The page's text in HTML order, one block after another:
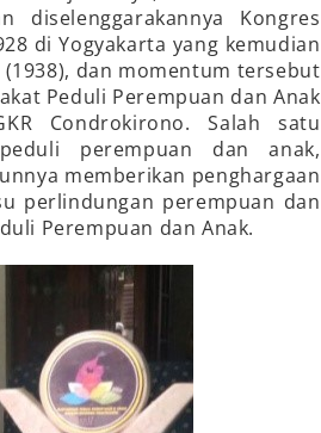
diselenggarakannya Kongres
di Yogyakarta yang kemudian
dan momentum tersebut
Peduli Perempuan dan Anak
Condrokirono. Salah satu
perempuan dan anak,
memberikan penghargaan
perlindungan perempuan dan
Perempuan dan Anak.